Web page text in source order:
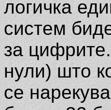
логичка
систем
за
нули) што
се